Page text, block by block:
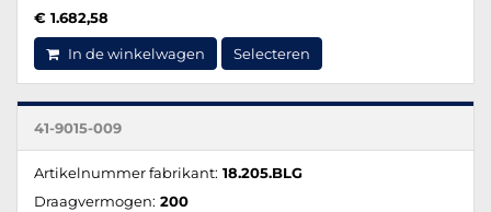
€ 1.682,58
In de winkelwagen Selecteren
41-9015-009
Artikelnummer fabrikant: 18.205.BLG
Draagvermogen: 200